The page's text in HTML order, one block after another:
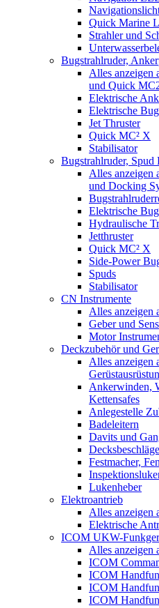
Quick Marine
Strahler und
Bugstrahlruder,
Alles anzeigen
und Quick
Elektrische
Elektrische
Jet Thruster
Quick MC² X
Stabilisator
Bugstrahlruder, Spud
Alles anzeigen
und Docking
Elektrische
Hydraulische
Jetthruster
Quick MC² X
Side-Power
Spuds
Stabilisator
CN Instrumente
Alles anzeigen
Geber und
Motor
Deckzubehör und
Alles anzeigen
Ankerwinden,
Kettensafes
Anlegestelle
Badeleitern
Davits und
Decksbeschläge
Festmacher,
Lukenheber
Elektroantrieb
Alles anzeigen
Elektrische
ICOM UKW-
Alles anzeigen
ICOM
ICOM
ICOM
ICOM